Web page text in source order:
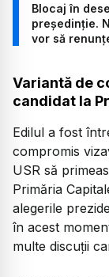
Blocaj în
președinție.
vor să
Variantă de
candidat la
Edilul a fost
compromis
USR să
Primăria
alegerile
în acest
multe discuții